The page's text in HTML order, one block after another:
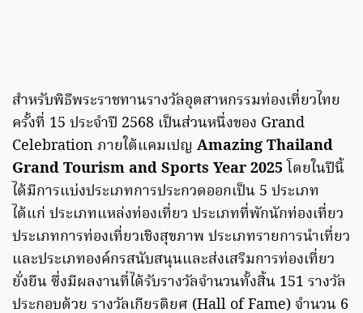
สำหรับพิธีพระราชทานรางวัลอุตสาหกรรมท่องเที่ยวไทย
ครั้งที่ 15 ประจำปี 2568 เป็นส่วนหนึ่งของ Grand
Celebration ภายใต้แคมเปญ Amazing Thailand
Grand Tourism and Sports Year 2025 โดยในปีนี้
ได้มีการแบ่งประเภทการประกวดออกเป็น 5 ประเภท
ได้แก่ ประเภทแหล่งท่องเที่ยว ประเภทที่พักนักท่องเที่ยว
ประเภทการท่องเที่ยวเชิงสุขภาพ ประเภทรายการนำเที่ยว
และประเภทองค์กรสนับสนุนและส่งเสริมการท่องเที่ยว
ยั่งยืน ซึ่งมีผลงานที่ได้รับรางวัลจำนวนทั้งสิ้น 151 รางวัล
ประกอบด้วย รางวัลเกียรติยศ (Hall of Fame) จำนวน 6